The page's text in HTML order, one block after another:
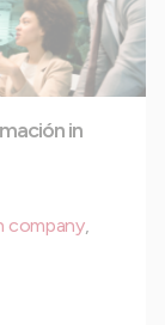
in
company,